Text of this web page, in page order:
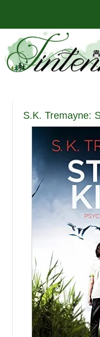
springen
Tintenhain
–
Der
Rezensionen
und
mehr
S.K. Tremayne: